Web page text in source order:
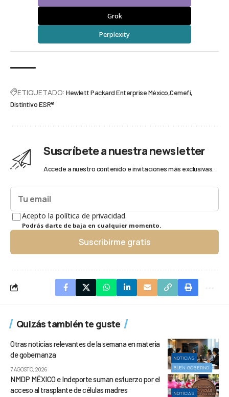
Grok
Perplexity
ETIQUETADO: Hewlett Packard Enterprise México Cemefi
Distintivo ESR®
Suscríbete a nuestra newsletter
Accede a nuestro contenido e invitaciones más exclusivas.
Acepto la política de privacidad.
Podrás darte de baja en cualquier momento.
Suscribirme gratis
Quizás también te guste
NOTICIAS
BUEN GOBIERNO
Otras noticias relevantes de la semana en materia
de gobernanza
7 AGOSTO, 2026
NOTICIAS
NMDP MÉXICO e Indeporte suman esfuerzo por el
acceso al trasplante de células madres